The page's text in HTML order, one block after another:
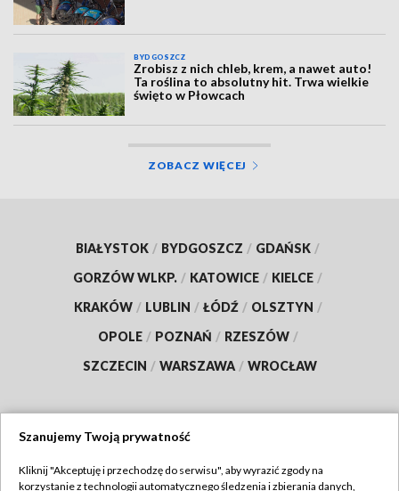
BYDGOSZCZ
Zrobisz z nich chleb, krem, a nawet auto!
Ta roślina to absolutny hit. Trwa wielkie
święto w Płowcach
ZOBACZ WIĘCEJ
BIAŁYSTOK / BYDGOSZCZ / GDAŃSK /
GORZÓW WLKP. / KATOWICE / KIELCE /
KRAKÓW / LUBLIN / ŁÓDŹ / OLSZTYN /
OPOLE / POZNAŃ / RZESZÓW /
SZCZECIN / WARSZAWA / WROCŁAW
Szanujemy Twoją prywatność
Kliknij "Akceptuję i przechodzę do serwisu", aby wyrazić zgody na
korzystanie z technologii automatycznego śledzenia i zbierania danych,